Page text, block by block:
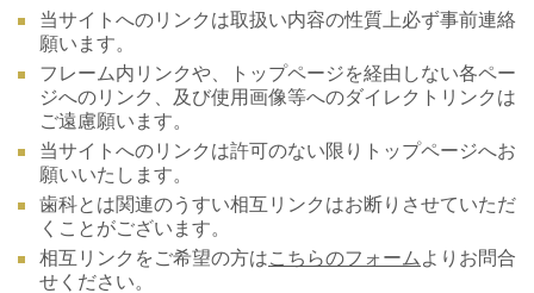
当サイトへのリンクは取扱い内容の性質上必ず事前連絡
願います。
フレーム内リンクや、トップページを経由しない各ペー
ジへのリンク、及び使用画像等へのダイレクトリンクは
ご遠慮願います。
当サイトへのリンクは許可のない限りトップページへお
願いいたします。
歯科とは関連のうすい相互リンクはお断りさせていただ
くことがございます。
相互リンクをご希望の方はこちらのフォーム よりお問合
せください。